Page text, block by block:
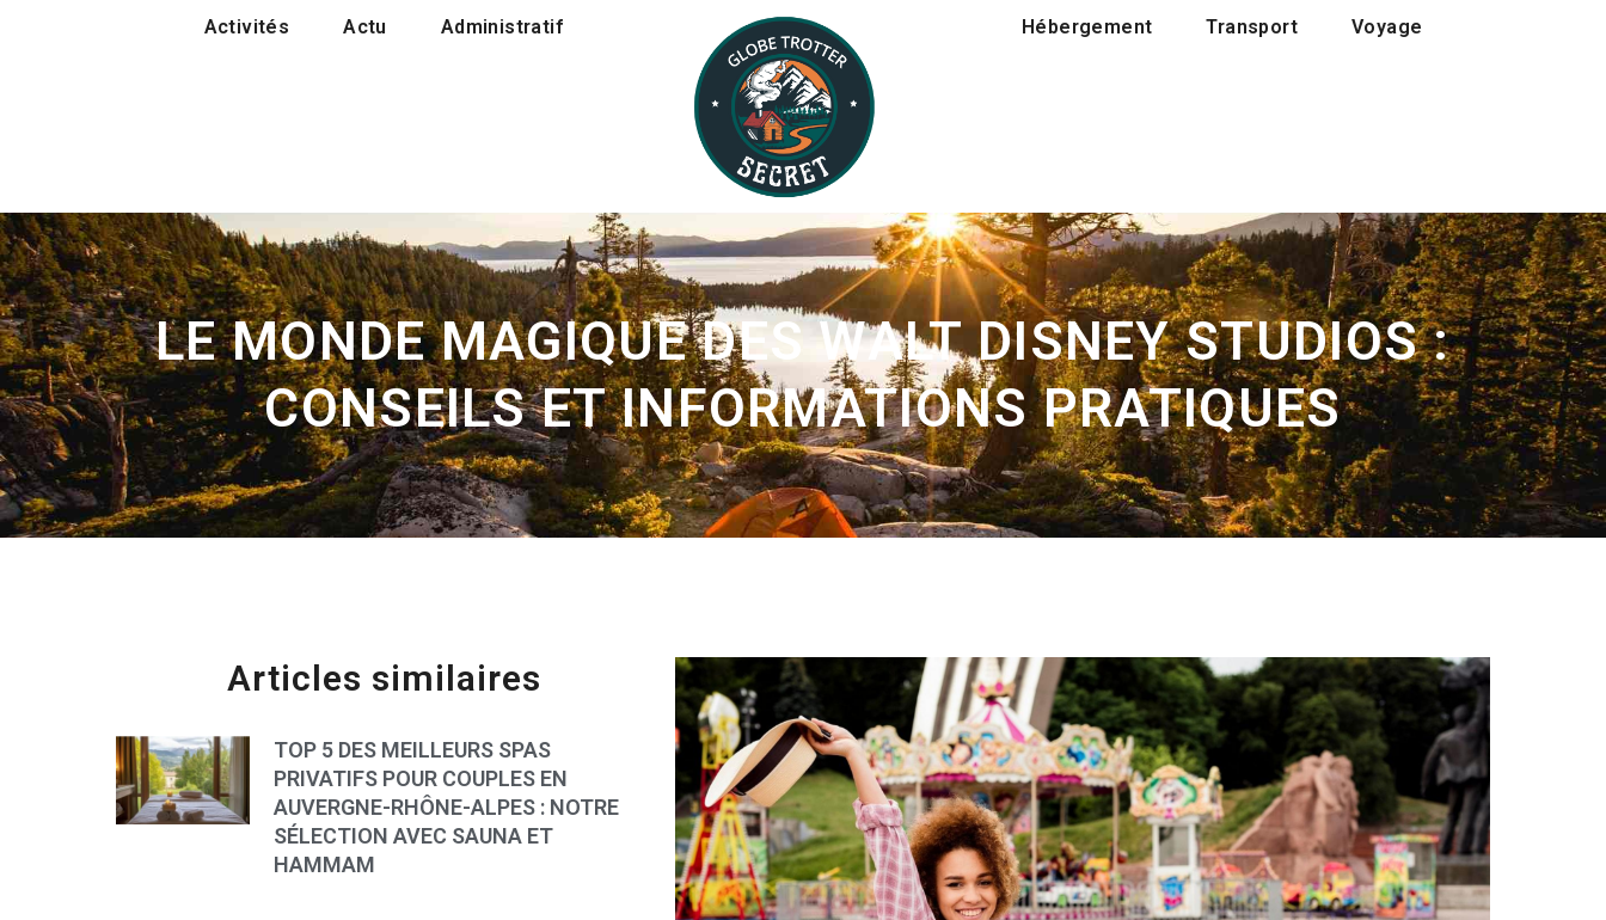
Activités Actu Administratif Hébergement Transport Voyage
LE MONDE MAGIQUE DES WALT DISNEY STUDIOS :
CONSEILS ET INFORMATIONS PRATIQUES
Articles similaires
TOP 5 DES MEILLEURS SPAS
PRIVATIFS POUR COUPLES EN
AUVERGNE-RHÔNE-ALPES : NOTRE
SÉLECTION AVEC SAUNA ET
HAMMAM